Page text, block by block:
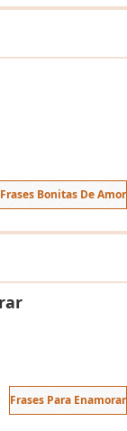
Frases Bonitas De Amor
Frases Para Enamorar